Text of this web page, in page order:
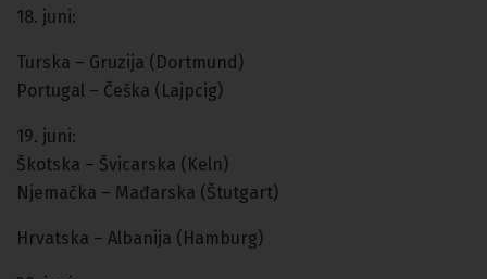
18. juni:
Turska – Gruzija (Dortmund)
Portugal – Češka (Lajpcig)
19. juni:
Škotska – Švicarska (Keln)
Njemačka – Mađarska (Štutgart)
Hrvatska – Albanija (Hamburg)